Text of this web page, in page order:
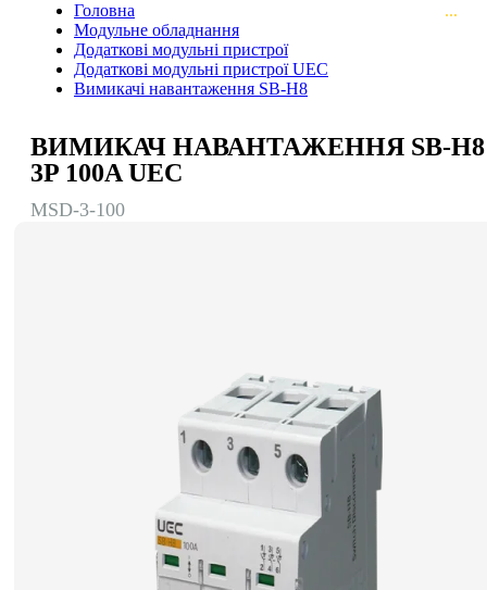
Головна
Модульне обладнання
Додаткові модульні пристрої
Додаткові модульні пристрої UEC
Вимикачі навантаження SB-H8
ВИМИКАЧ НАВАНТАЖЕННЯ SB-H8
3P 100A UEC
MSD-3-100